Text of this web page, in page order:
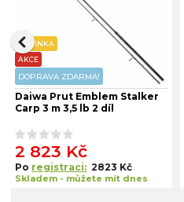
NOVINKA
AKCE
DOPRAVA ZDARMA!
Daiwa Prut Emblem Stalker
Carp 3 m 3,5 lb 2 díl
2 823 Kč
Po registraci: 2823 Kč
Skladem - můžete mít dnes